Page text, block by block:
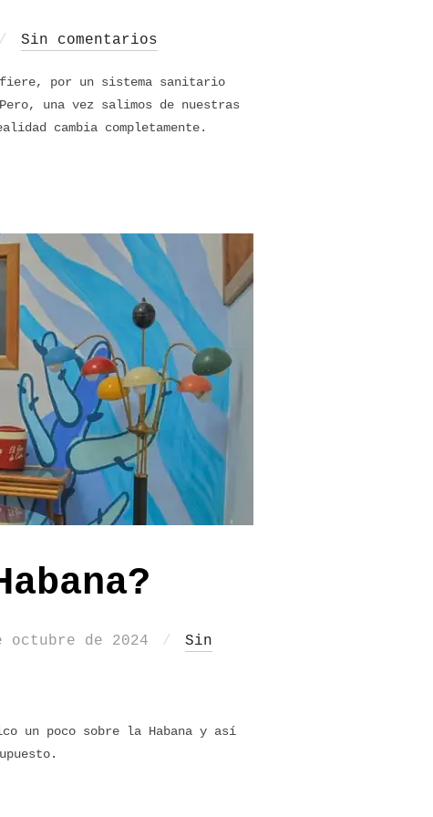
Sin comentarios
por un sistema sanitario
una vez salimos de nuestras
cambia completamente.
octubre de 2024
Sin
un poco sobre la Habana y así